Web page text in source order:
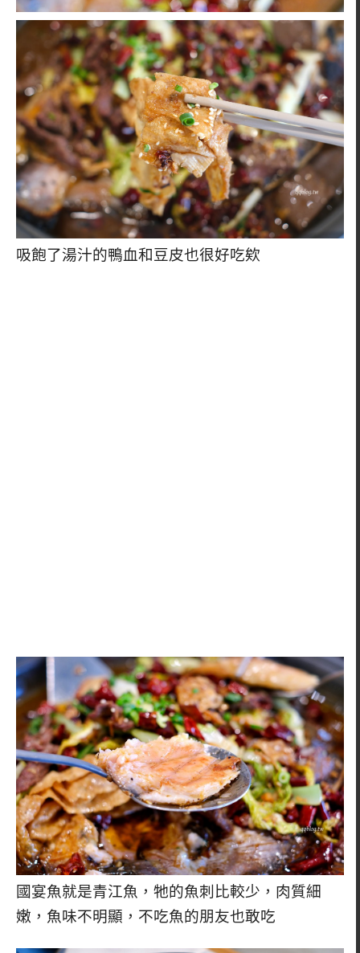
吸飽了湯汁的鴨血和豆皮也很好吃欸
國宴魚就是青江魚，牠的魚刺比較少，肉質細
嫩，魚味不明顯，不吃魚的朋友也敢吃